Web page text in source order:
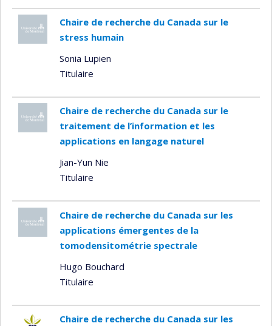
Chaire de recherche du Canada sur le
stress humain
Sonia Lupien
Titulaire
Chaire de recherche du Canada sur le
traitement de l’information et les
applications en langage naturel
Jian-Yun Nie
Titulaire
Chaire de recherche du Canada sur les
applications émergentes de la
tomodensitométrie spectrale
Hugo Bouchard
Titulaire
Chaire de recherche du Canada sur les